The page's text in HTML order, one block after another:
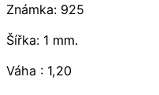
Známka: 925
Šířka: 1 mm.
Váha : 1,20